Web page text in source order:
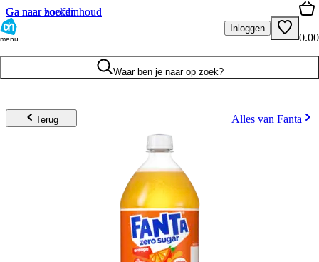
Ga naar hoofdinhoud
Ga naar zoeken
menu
Inloggen
0.00
Waar ben je naar op zoek?
Terug Alles van Fanta